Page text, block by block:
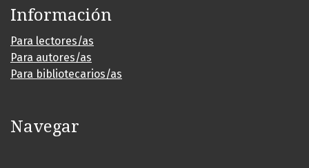
Información
Para lectores/as
Para autores/as
Para bibliotecarios/as
Navegar